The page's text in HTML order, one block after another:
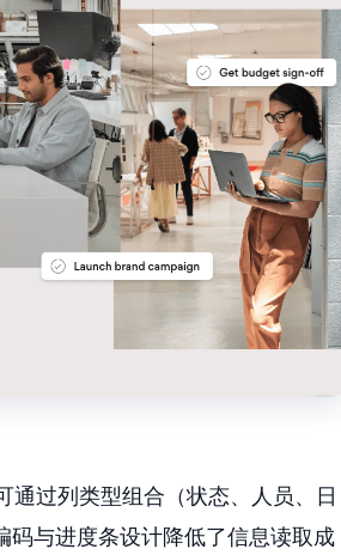
过列类型组合（状态、人员、日
码与进度条设计降低了信息读取成